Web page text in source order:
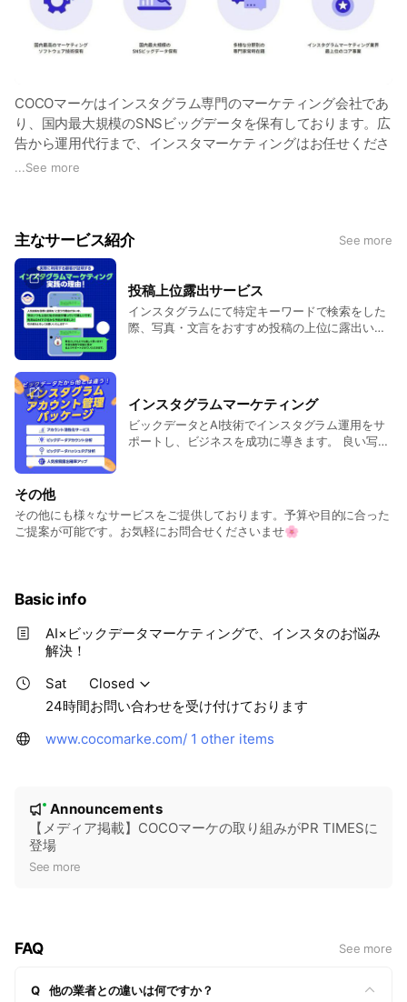
COCOマーケはインスタグラム専門のマーケティング会社であ
り、国内最大規模のSNSビッグデータを保有しております。広
告から運用代行まで、インスタマーケティングはお任せくださ
い。独自技術のノウハウを活かし、ビジネスパートナーとして
...See more
主なサービス紹介 See more
投稿上位露出サービス
インスタグラムにて特定キーワードで検索をした
際、写真・文言をおすすめ投稿の上位に露出いた
インスタグラムマーケティング
ビックデータとAI技術でインスタグラム運用をサ
ポートし、ビジネスを成功に導きます。 良い写真
ト層に向けて集客や認知度拡大を図ります。
その他
その他にも様々なサービスをご提供しております。予算や目的に合った
ご提案が可能です。お気軽にお問合せくださいませ🌸
Basic info
AI×ビックデータマーケティングで、インスタのお悩み
解決！
Sat
Closed
24時間お問い合わせを受け付けております
www.cocomarke.com/ 1 other items
New
Announcements
【メディア掲載】COCOマーケの取り組みがPR TIMESに
登場
See more
FAQ See more
Q
他の業者との違いは何ですか？